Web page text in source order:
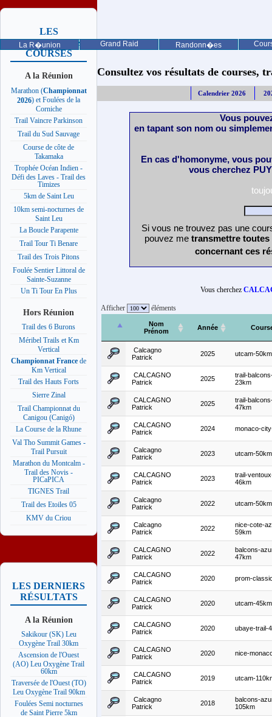
La R�union Grand Raid Randonn�es
LES
PROCHAINES
COURSES
A la Réunion
Marathon (Championnat
2026) et Foulées de la
Corniche
Trail Vaincre Parkinson
Trail du Sud Sauvage
Course de côte de
Takamaka
Trophée Océan Indien -
Défi des Laves - Trail des
Timizes
5km de Saint Leu
10km semi-nocturnes de
Saint Leu
La Boucle Parapente
Trail Tour Ti Benare
Trail des Trois Pitons
Foulée Sentier Littoral de
Sainte-Suzanne
Un Ti Tour En Plus
Hors Réunion
Trail des 6 Burons
Méribel Trails et Km
Vertical
Championnat France de
Km Vertical
Trail des Hauts Forts
Sierre Zinal
Trail Championnat du
Canigou (Canigó)
La Course de la Rhune
Val Tho Summit Games -
Trail Pursuit
Marathon du Montcalm -
Trail des Novis -
PICaPICA
TIGNES Trail
Trail des Etoiles 05
KMV du Criou
LES DERNIERS
RÉSULTATS
A la Réunion
Sakikour (SK) Leu
Oxygène Trail 30km
Ascension de l'Ouest
(AO) Leu Oxygène Trail
60km
Traversée de l'Ouest (TO)
Leu Oxygène Trail 90km
Foulées Semi nocturnes
de Saint Pierre 5km
Consultez vos résultats de courses,
Calendrier 2026
Vous
en tapant son nom ou
En cas d'homonyme, vous
vous cherchez
Si vous ne trouvez pas une
pouvez me transmettre
concernant ces
Vous cherchez
Afficher éléments
Nom
Prénom
Année
Calcagno
Patrick
2025 utcam-50km
CALCAGNO
Patrick
2025
trail-
23km
CALCAGNO
Patrick
2025
trail-
47km
CALCAGNO
Patrick
2024 monaco-
Calcagno
Patrick
2023 utcam-50km
CALCAGNO
Patrick
2023
trail-
46km
Calcagno
Patrick
2022 utcam-50km
Calcagno
Patrick
2022
nice-cote-
59km
CALCAGNO
Patrick
2022
balcons-
47km
CALCAGNO
Patrick
2020 prom-
CALCAGNO
Patrick
2020 utcam-45km
CALCAGNO
Patrick
2020 ubaye-trail-
CALCAGNO
Patrick
2020 nice-
CALCAGNO
Patrick
2019 utcam-
Calcagno
Patrick
2018
balcons-
105km